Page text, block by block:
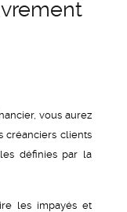
vous aurez
créanciers clients
définies par la
les impayés et